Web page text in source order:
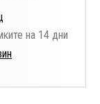
на 14 дни